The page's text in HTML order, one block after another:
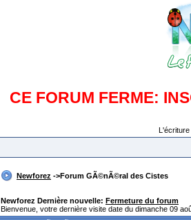
CE FORUM FERME:
Newforez ->Forum GÃ©nÃ©ral des Cistes
Newforez Dernière nouvelle: Fermeture du forum
Bienvenue, votre dernière visite date du dimanche 09